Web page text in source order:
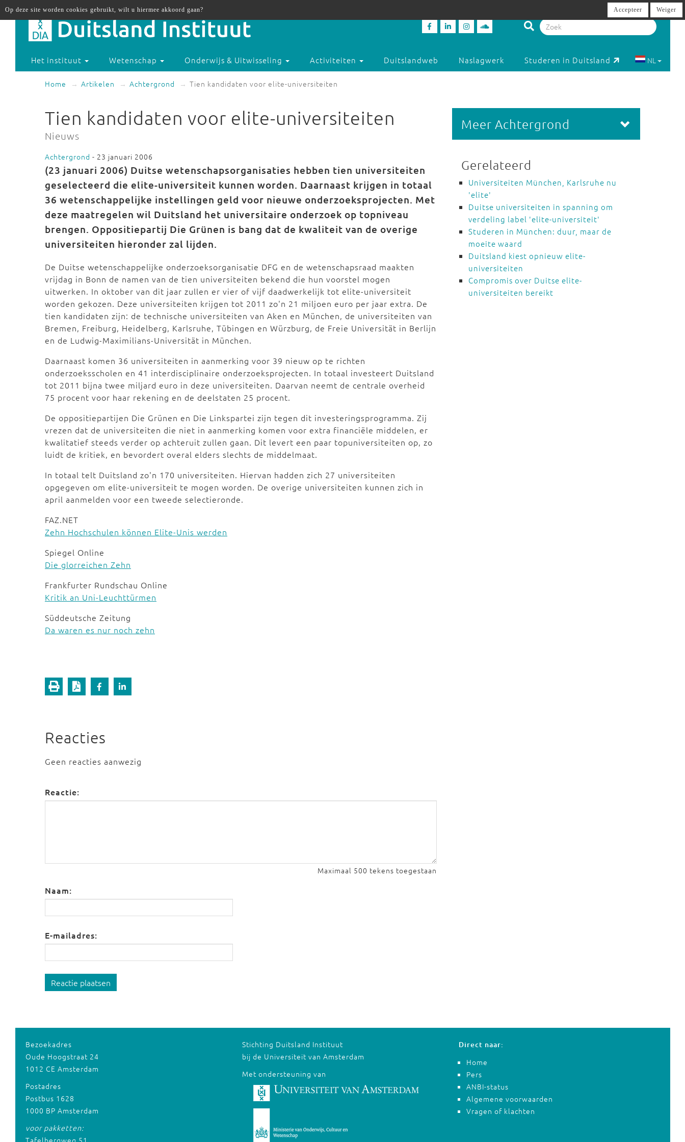
Het instituut Wetenschap Onderwijs & Uitwisseling Activiteiten Duitslandweb Naslagwerk Studeren in Duitsland NL
Home Artikelen Achtergrond Tien kandidaten voor elite-universiteiten
Tien kandidaten voor elite-universiteiten
Nieuws
Achtergrond - 23 januari 2006
(23 januari 2006) Duitse wetenschapsorganisaties hebben tien universiteiten
geselecteerd die elite-universiteit kunnen worden. Daarnaast krijgen in totaal
36 wetenschappelijke instellingen geld voor nieuwe onderzoeksprojecten. Met
deze maatregelen wil Duitsland het universitaire onderzoek op topniveau
brengen. Oppositiepartij Die Grünen is bang dat de kwaliteit van de overige
universiteiten hieronder zal lijden.
De Duitse wetenschappelijke onderzoeksorganisatie DFG en de wetenschapsraad maakten
vrijdag in Bonn de namen van de tien universiteiten bekend die hun voorstel mogen
uitwerken. In oktober van dit jaar zullen er vier of vijf daadwerkelijk tot elite-universiteit
worden gekozen. Deze universiteiten krijgen tot 2011 zo'n 21 miljoen euro per jaar extra. De
tien kandidaten zijn: de technische universiteiten van Aken en München, de universiteiten van
Bremen, Freiburg, Heidelberg, Karlsruhe, Tübingen en Würzburg, de Freie Universität in Berlijn
en de Ludwig-Maximilians-Universität in München.
Daarnaast komen 36 universiteiten in aanmerking voor 39 nieuw op te richten
onderzoeksscholen en 41 interdisciplinaire onderzoeksprojecten. In totaal investeert Duitsland
tot 2011 bijna twee miljard euro in deze universiteiten. Daarvan neemt de centrale overheid
75 procent voor haar rekening en de deelstaten 25 procent.
De oppositiepartijen Die Grünen en Die Linkspartei zijn tegen dit investeringsprogramma. Zij
vrezen dat de universiteiten die niet in aanmerking komen voor extra financiële middelen, er
kwalitatief steeds verder op achteruit zullen gaan. Dit levert een paar topuniversiteiten op, zo
luidt de kritiek, en bevordert overal elders slechts de middelmaat.
In totaal telt Duitsland zo'n 170 universiteiten. Hiervan hadden zich 27 universiteiten
opgegeven om elite-universiteit te mogen worden. De overige universiteiten kunnen zich in
april aanmelden voor een tweede selectieronde.
FAZ.NET
Zehn Hochschulen können Elite-Unis werden
Spiegel Online
Die glorreichen Zehn
Frankfurter Rundschau Online
Kritik an Uni-Leuchttürmen
Süddeutsche Zeitung
Da waren es nur noch zehn
Reacties
Geen reacties aanwezig
Reactie:
Maximaal 500 tekens toegestaan
Naam:
E-mailadres:
Reactie plaatsen
Meer Achtergrond
Gerelateerd
Universiteiten München, Karlsruhe nu
'elite'
Duitse universiteiten in spanning om
verdeling label 'elite-universiteit'
Studeren in München: duur, maar de
moeite waard
Duitsland kiest opnieuw elite-
universiteiten
Compromis over Duitse elite-
universiteiten bereikt
Bezoekadres
Oude Hoogstraat 24
1012 CE Amsterdam
Postadres
Postbus 1628
1000 BP Amsterdam
voor pakketten:
Tafelbergweg 51
Stichting Duitsland Instituut
bij de Universiteit van Amsterdam
Met ondersteuning van
Direct naar:
Home
Pers
ANBI-status
Algemene voorwaarden
Vragen of klachten
Op deze site worden cookies gebruikt, wilt u hiermee akkoord gaan? Accepteer Weiger